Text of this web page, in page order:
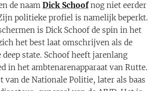
de naam Dick Schoofnog niet eerder
politieke profiel is namelijk beperkt.
is Dick Schoof de spin in het
het best laat omschrijven als de
deep state. Schoof heeft jarenlang
in het ambtenarenapparaat van Rutte.
van de Nationale Politie, later als baas